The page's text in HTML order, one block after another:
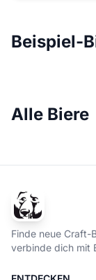
Beispiel-
Alle Biere
Finde neue Craft-
verbinde dich mit